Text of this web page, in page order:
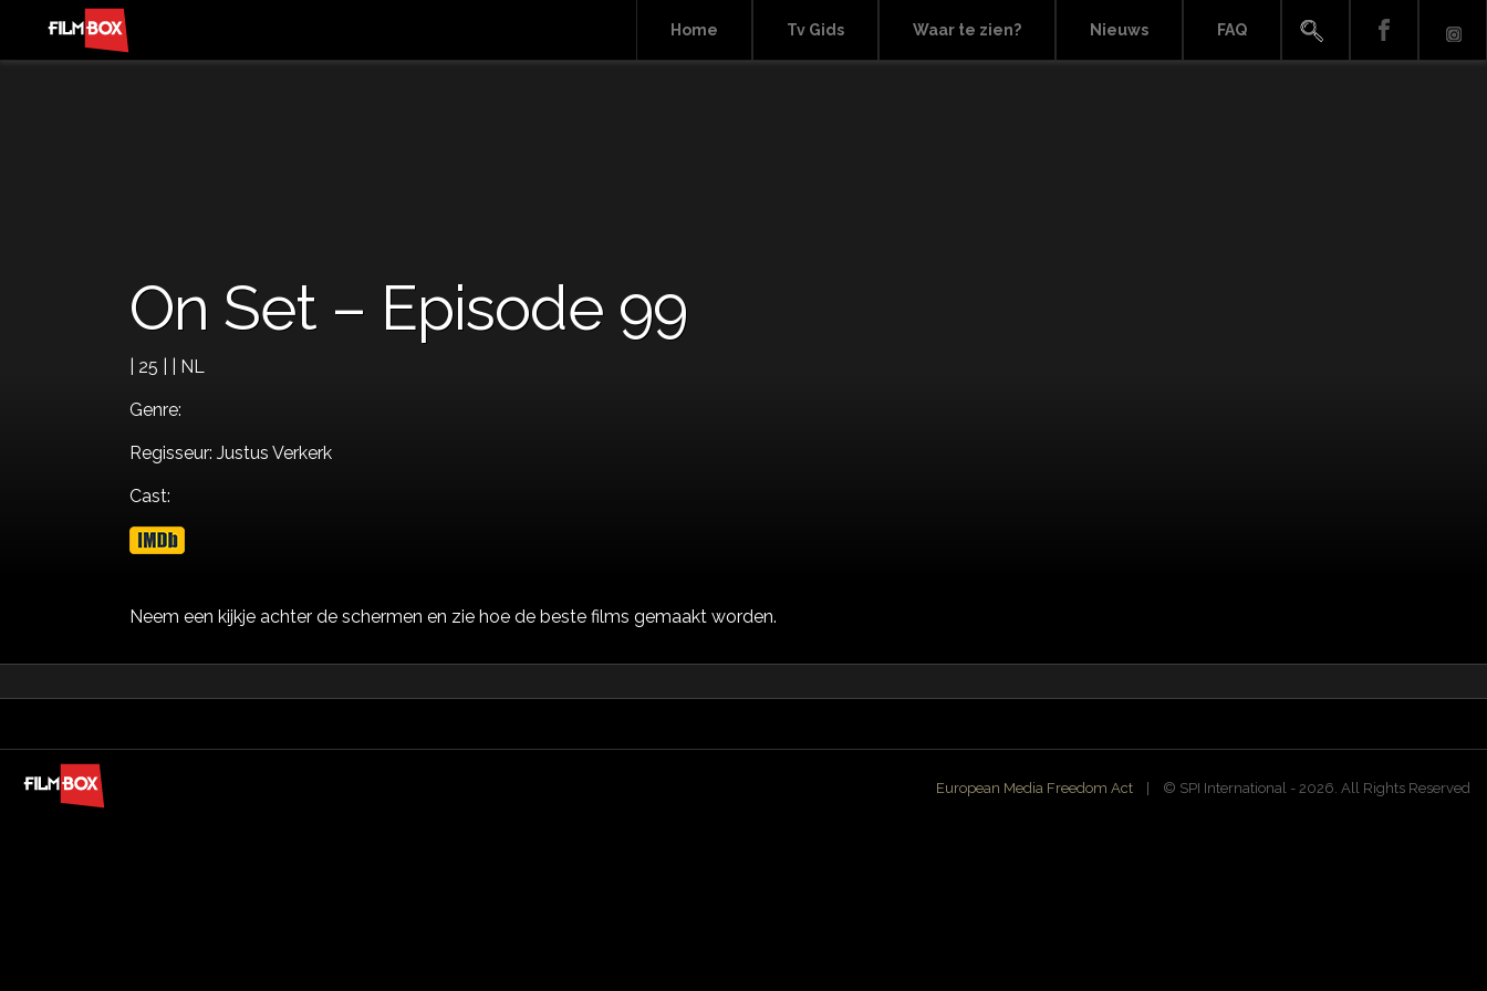
Home Tv Gids Waar te zien? Nieuws FAQ
On Set – Episode 99
| 25 | | NL
Genre:
Regisseur: Justus Verkerk
Cast:
Neem een kijkje achter de schermen en zie hoe de beste films gemaakt worden.
European Media Freedom Act | ©️ SPI International - 2026. All Rights Reserved